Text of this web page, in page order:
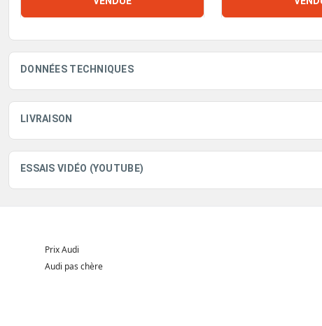
DONNÉES TECHNIQUES
LIVRAISON
ESSAIS VIDÉO (YOUTUBE)
Prix Audi
Audi pas chère